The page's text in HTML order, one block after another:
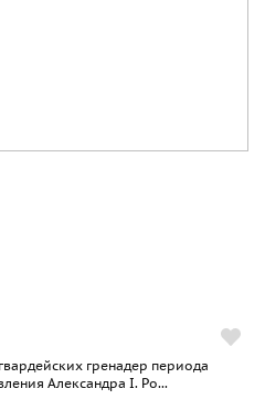
гренадер периода
Александра I. Ро...